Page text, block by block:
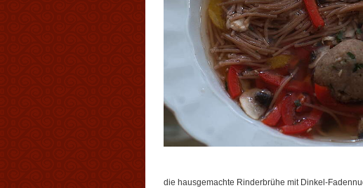
die hausgemachte Rinderbrühe mit Dinkel-